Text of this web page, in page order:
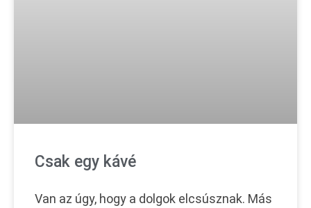
Csak egy kávé
Van az úgy, hogy a dolgok elcsúsznak. Más